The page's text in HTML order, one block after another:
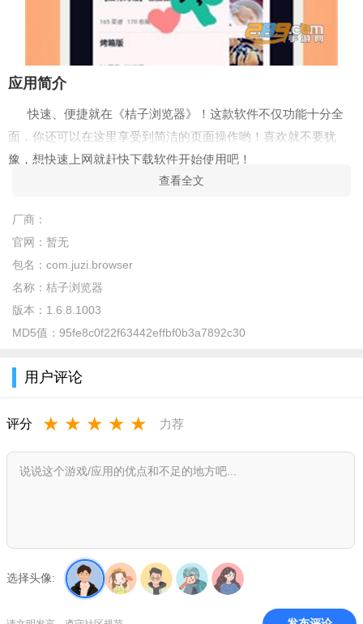
应用简介
快速、便捷就在《桔子浏览器》！这款软件不仅功能十分全
面，你还可以在这里享受到简洁的页面操作哟！喜欢就不要犹
豫，想快速上网就赶快下载软件开始使用吧！
有一个让你爱不释手的手机浏览器，桔子浏览器十分轻量，
界面布局没有大部分国产浏览器的那种老套的感觉，很简洁，功
能也比较全面，后起之秀啊。这样一款小巧迅速的浏览器，简约
不简单，极致不臃肿；它只有2M大小，却可以承载诸多功能；采
用内核极速浏览，强大的广告过滤插件，让你在浏览时，无不欣
喜于它的清爽畅快。
机；
3、广告拦截：滚蛋吧，广告君，没你的世界，一样精彩；
软件亮点
1、自由的添加自己经常使用的网页标签，浏览网页更轻松;
查看全文
厂商：
官网： 暂无
包名： com.juzi.browser
名称： 桔子浏览器
版本： 1.6.8.1003
MD5值： 95fe8c0f22f63442effbf0b3a7892c30
用户评论
评分 ★ ★ ★ ★ ★ 力荐
选择头像: